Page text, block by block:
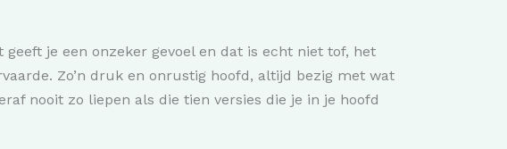
je een onzeker gevoel en dat is echt niet tof, het
Zo’n druk en onrustig hoofd, altijd bezig met wat
nooit zo liepen als die tien versies die je in je hoofd